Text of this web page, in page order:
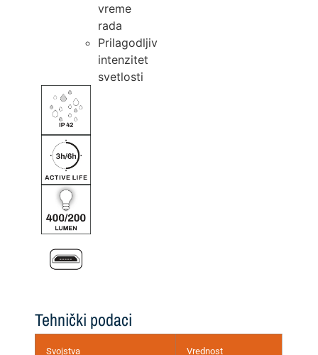
vreme
rada
Prilagodljiv
intenzitet
svetlosti
Tehnički podaci
Svojstva Vrednost